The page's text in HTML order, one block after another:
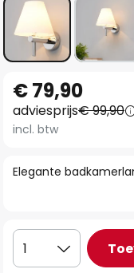
naar
het
begin
de
Elegante
€ 79,90
adviesprijs€ 99,90
incl. btw
1